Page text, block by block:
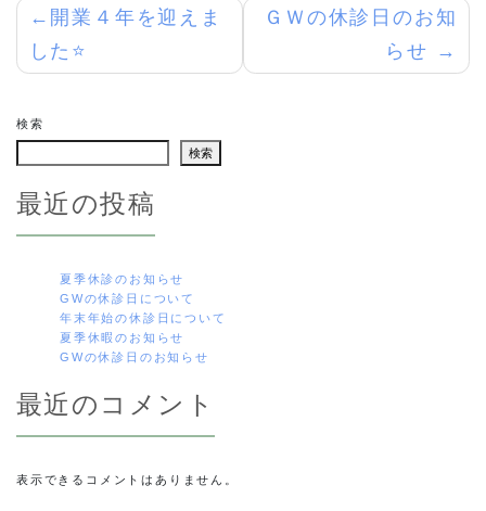
投
稿
ビ
ゲ
ー
開業４年を迎えま
した⭐️
ＧＷの休診日のお知
らせ
検索
検索
最近の投稿
夏季休診のお知らせ
GWの休診日について
年末年始の休診日について
夏季休暇のお知らせ
GWの休診日のお知らせ
最近のコメント
表示できるコメントはありません。